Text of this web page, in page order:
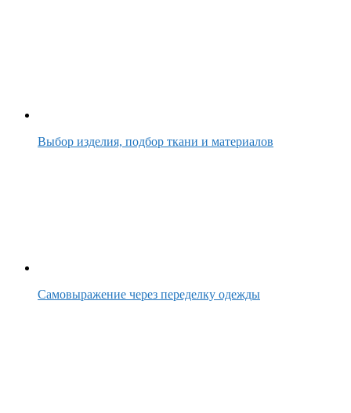
Выбор изделия, подбор ткани и материалов
Самовыражение через переделку одежды